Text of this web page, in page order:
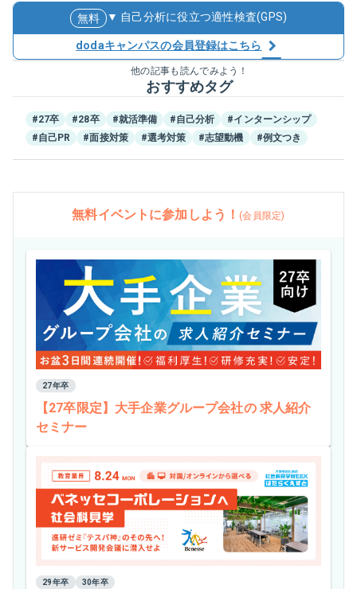
無料 ▼ 自己分析に役立つ適性検査(GPS)
dodaキャンパスの会員登録はこちら
他の記事も読んでみよう！
おすすめタグ
#27卒 #28卒 #就活準備 #自己分析
#インターンシップ
#自己PR
#面接対策 #選考対策 #志望動機 #例文つき
無料イベントに参加しよう！ (会員限定)
27年卒
【27卒限定】大手企業グループ会社の 求人紹介
セミナー
29年卒 30年卒